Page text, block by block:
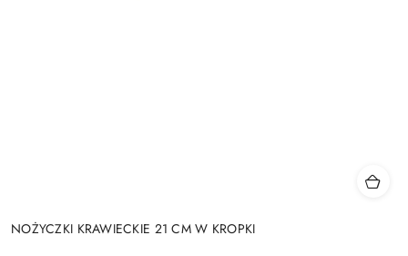
NOŻYCZKI KRAWIECKIE 21 CM W KROPKI